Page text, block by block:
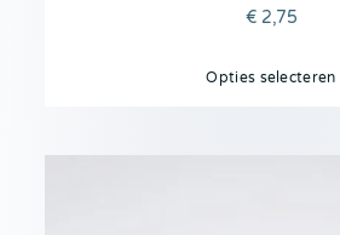
€ 2,75
Opties selecteren